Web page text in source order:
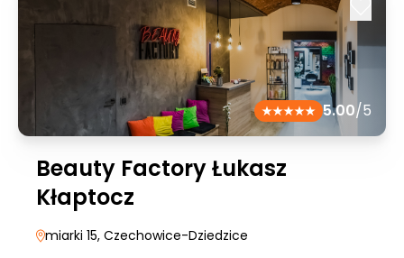
5.00/5
Beauty Factory Łukasz
Kłaptocz
miarki 15, Czechowice-Dziedzice